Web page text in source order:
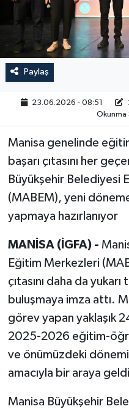
Paylaş
23.06.2026 - 08:51
Okunma
Manisa genelinde
başarı çıtasını her
Büyükşehir Belediyesi
(MABEM), yeni
yapmaya hazırlanıyor
MANİSA (İGFA) -
Eğitim Merkezleri
çıtasını daha da
buluşmaya imza attı.
görev yapan yaklaşık
2025-2026 eğitim-
ve önümüzdeki
amacıyla bir araya
Manisa Büyükşehir
RESMİ İLAN